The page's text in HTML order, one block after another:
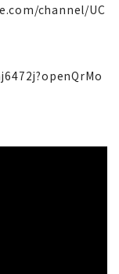
channel/UC